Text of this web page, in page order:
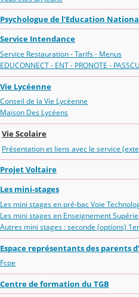
Psychologue de l'Education
Service Intendance
Service Restauration - Tarifs - Menus
EDUCONNECT - ENT - PRONOTE -
Vie Lycéenne
Conseil de la Vie Lycéenne
Maison Des Lycéens
Vie Scolaire
Présentation et liens avec le service
Projet Voltaire
Les mini-stages
Les mini stages en pré-bac Voie
Les mini stages en Enseignement
Autres mini stages : seconde (options)
Espace représentants des parents
Fcpe
Centre de formation du TGB